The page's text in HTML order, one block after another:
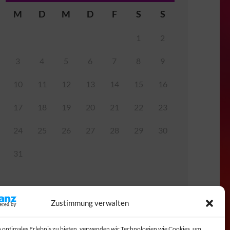
Zustimmung verwalten
M D M D F S S
1 2
3 4 5 6 7 8 9
10 11 12 13 14 15 16
17 18 19 20 21 22 23
24 25 26 27 28 29 30
31